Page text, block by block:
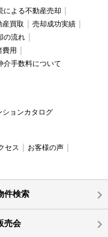
による不動産売却
産買取
売却成功実績
の流れ
費用
介手数料について
ションカタログ
セス
お客様の声
件検索
売会